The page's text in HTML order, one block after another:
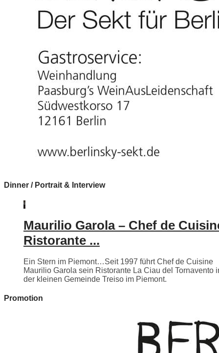
Dinner / Portrait & Interview
Maurilio Garola – Chef de
Ristorante ...
Ein Stern im Piemont…Seit 1997 führt Chef de Cuisine
Maurilio Garola sein Ristorante La Ciau del Tornavento
der kleinen Gemeinde Treiso im Piemont.
Promotion